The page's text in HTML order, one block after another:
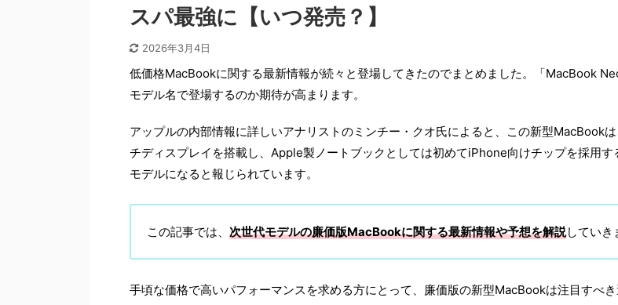
スパ最強に【いつ発売？】
2026年3月4日
低価格MacBookに関する最新情報が続々と登場してきたのでまとめました。「MacBook
モデル名で登場するのか期待が高まります。
アップルの内部情報に詳しいアナリストのミンチー・クオ氏によると、この新型MacBook
チディスプレイを搭載し、Apple製ノートブックとしては初めてiPhone向けチップを採用す
モデルになると報じられています。
この記事では、 次世代モデルの廉価版MacBookに関する最新情報や予想を解説していき
手頃な価格で高いパフォーマンスを求める方にとって、廉価版の新型MacBookは注目すべき